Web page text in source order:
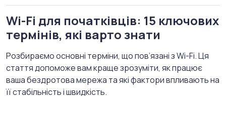
Wi-Fi для початківців: 15 ключових
термінів, які варто знати
Розбираємо основні терміни, що пов’язані з Wi-Fi. Ця
стаття допоможе вам краще зрозуміти, як працює
ваша бездротова мережа та які фактори впливають на
її стабільність і швидкість.